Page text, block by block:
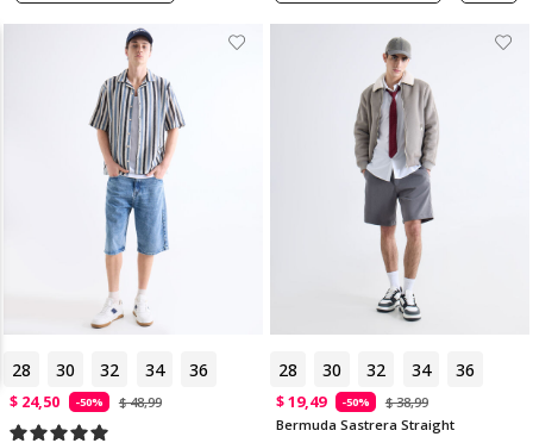
28 30 32 34 36
$ 24,50 -50% $ 48,99
28 30 32 34 36
$ 19,49 -50%
$ 38,99
Bermuda Sastrera Straight